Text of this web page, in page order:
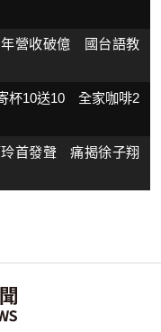
年營收破億 國台語教
杯10送10 全家咖啡2
玲首發聲 痛揭徐子翔